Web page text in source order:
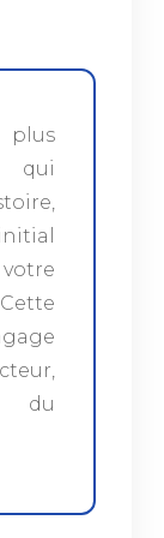
qui
du